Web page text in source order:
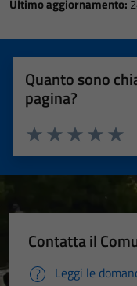
Ultimo aggiornamento:
Quanto sono
pagina?
Valuta 4
Valuta 3
Valuta 2 stelle
Valuta 1 stelle su 5
Contatta il
Leggi le